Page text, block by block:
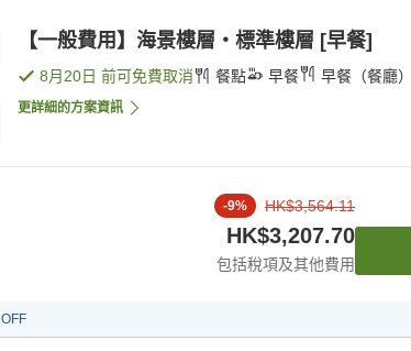
【一般費用】海景樓層・標準樓層 [早餐]
8月20日 前可免費取消 餐點 早餐 早餐（餐廳）
更詳細的方案資訊
-9% HK$3,564.11
HK$3,207.70
包括稅項及其他費用
OFF